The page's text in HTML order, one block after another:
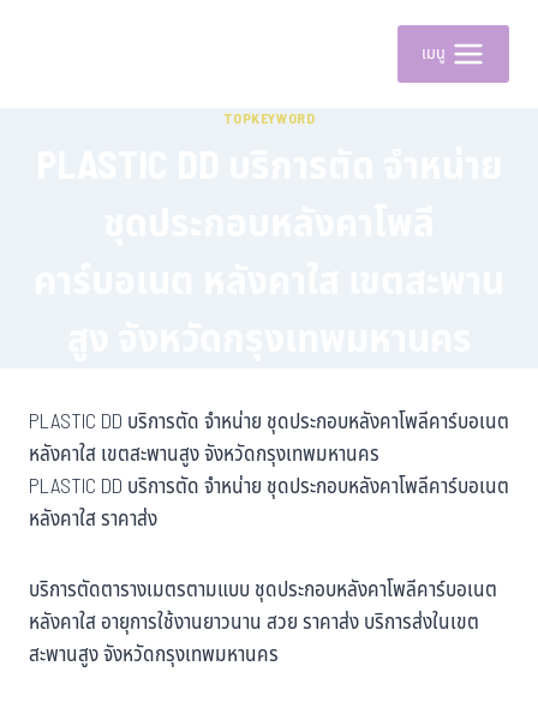
เมนู
TOPKEYWORD
PLASTIC DD บริการตัด จำหน่าย ชุดประกอบหลังคาโพลีคาร์บอเนต
หลังคาใส เขตสะพานสูง จังหวัดกรุงเทพมหานคร
PLASTIC DD บริการตัด จำหน่าย ชุดประกอบหลังคาโพลีคาร์บอเนต
หลังคาใส ราคาส่ง
บริการตัดตารางเมตรตามแบบ ชุดประกอบหลังคาโพลีคาร์บอเนต
หลังคาใส อายุการใช้งานยาวนาน สวย ราคาส่ง บริการส่งในเขต
สะพานสูง จังหวัดกรุงเทพมหานคร